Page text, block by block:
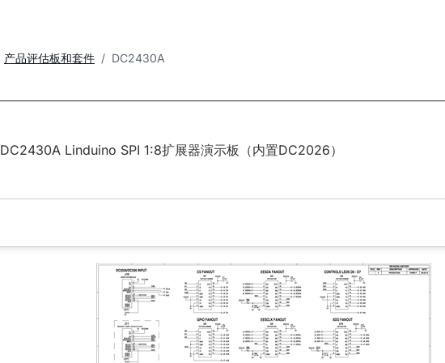
产品评估板和套件 DC2430A
DC2430A Linduino SPI 1:8扩展器演示板（内置DC2026）